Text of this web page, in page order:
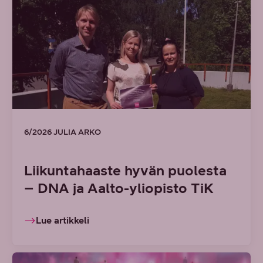
6/2026 JULIA ARKO
Liikuntahaaste hyvän puolesta
– DNA ja Aalto-yliopisto TiK
Lue artikkeli